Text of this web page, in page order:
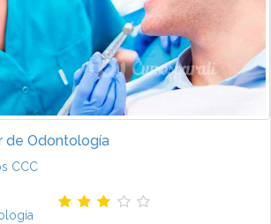
de Odontología
CCC